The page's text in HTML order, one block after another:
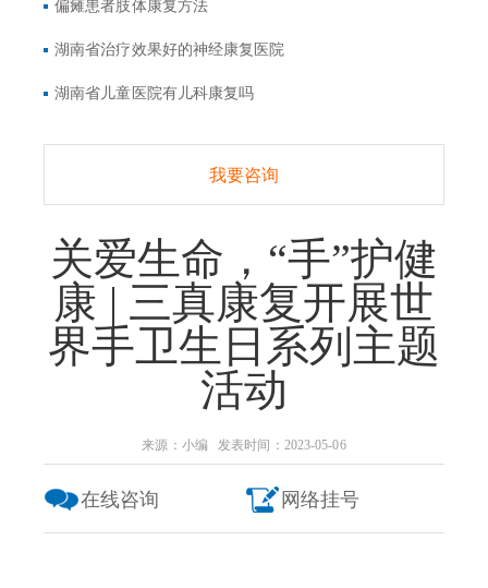
偏瘫患者肢体康复方法
湖南省治疗效果好的神经康复医院
湖南省儿童医院有儿科康复吗
我要咨询
关爱生命，“手”护健
康 | 三真康复开展世
界手卫生日系列主题
活动
来源：小编 发表时间：2023-05-06
在线咨询 网络挂号